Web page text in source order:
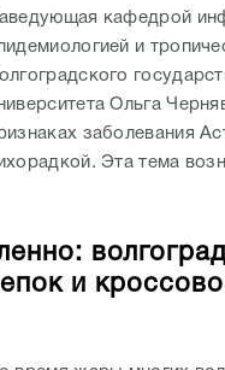
кафедрой
и
Ольга
заболевания
Эта тема
и